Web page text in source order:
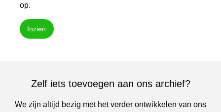
op.
Inzien
Zelf iets toevoegen aan ons archief?
We zijn altijd bezig met het verder ontwikkelen van ons